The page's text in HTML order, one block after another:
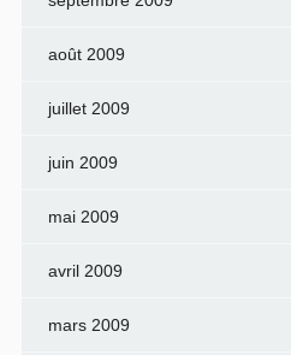
août 2009
juillet 2009
juin 2009
mai 2009
avril 2009
mars 2009